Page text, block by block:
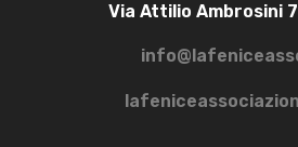
Via Attilio Ambrosini